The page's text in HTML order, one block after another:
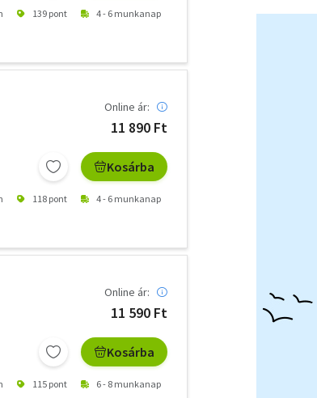
139 pont 4 - 6 munkanap
Online ár:
11 890 Ft
Kosárba
118 pont 4 - 6 munkanap
Online ár:
11 590 Ft
Kosárba
115 pont 6 - 8 munkanap